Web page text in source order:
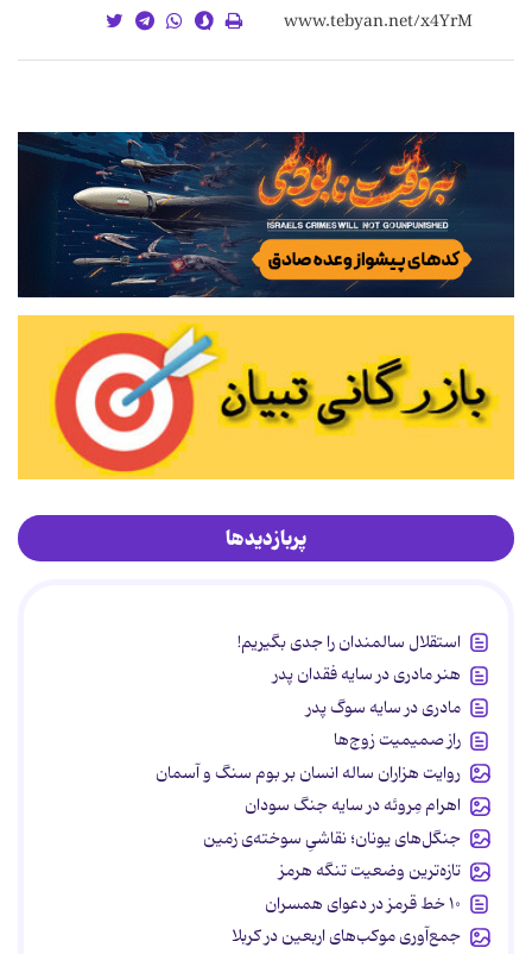
پربازدیدها
استقلال سالمندان را جدی بگیریم!
هنر مادری در سایه‌ فقدان پدر
مادری در سایه سوگ پدر
راز صمیمیت زوج‌ها
روایت هزاران ساله انسان بر بوم سنگ و آسمان
اهرام مِروئه در سایه جنگ سودان
جنگل‌های یونان؛ نقاشیِ سوخته‌ی زمین
تازه‌ترین وضعیت تنگه هرمز
۱۰ خط قرمز در دعوای همسران
جمع‌آوری موکب‌های اربعین در کربلا